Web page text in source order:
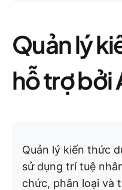
Quản lý
hỗ trợ bởi
Quản lý kiến thức
sử dụng trí tuệ
chức, phân loại và